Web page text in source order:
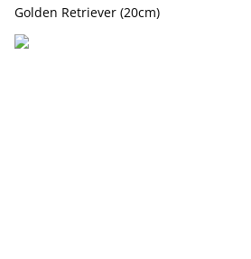
Golden Retriever (20cm)